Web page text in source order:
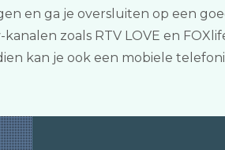
en ga je oversluiten op een
kanalen zoals RTV LOVE en
kan je ook een mobiele